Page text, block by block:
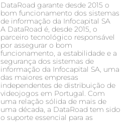
DataRoad garante desde 2015 o
bom funcionamento dos sistemas
de informação da Infocapital SA
A DataRoad é, desde 2015, o
parceiro tecnológico responsável
por assegurar o bom
funcionamento, a estabilidade e a
segurança dos sistemas de
informação da Infocapital SA, uma
das maiores empresas
independentes de distribuição de
videojogos em Portugal. Com
uma relação sólida de mais de
uma década, a DataRoad tem sido
o suporte essencial para as